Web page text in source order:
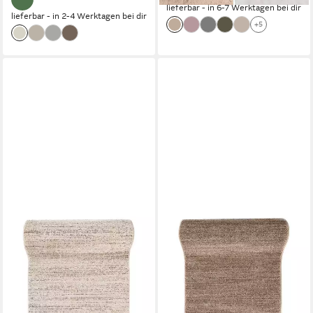
lieferbar - in 2-4 Werktagen bei dir
lieferbar - in 6-7 Werktagen bei dir
+5